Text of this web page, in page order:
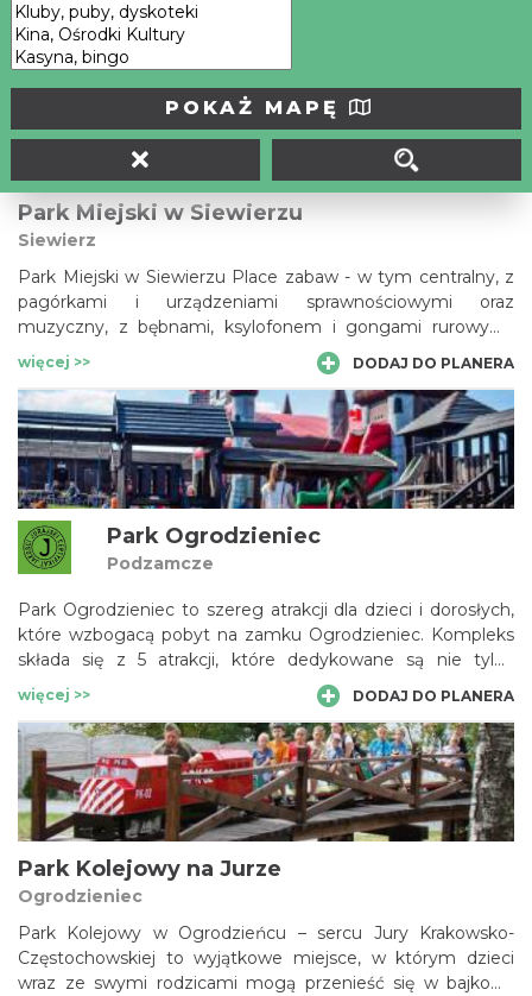
POKAŻ MAPĘ
więcej >>
Park Miejski w Siewierzu
Siewierz
Park Miejski w Siewierzu Place zabaw - w tym centralny, z
pagórkami i urządzeniami sprawnościowymi oraz
muzyczny, z bębnami, ksylofonem i gongami rurowymi.
Ścieżki spacerowe.
więcej >> DODAJ DO PLANERA
Park Ogrodzieniec
Podzamcze
Park Ogrodzieniec to szereg atrakcji dla dzieci i dorosłych,
które wzbogacą pobyt na zamku Ogrodzieniec. Kompleks
składa się z 5 atrakcji, które dedykowane są nie tylko
rodzinom ale wszystkim sympatykom dobrej zabawy! Park
Miniatur, Park Rozrywki, Park Doświadczeń
Fizycznych,Dom Legend i Strachów oraz Tor Saneczkowy
czekają.
więcej >> DODAJ DO PLANERA
Park Kolejowy na Jurze
Ogrodzieniec
Park Kolejowy w Ogrodzieńcu – sercu Jury Krakowsko-
Częstochowskiej to wyjątkowe miejsce, w którym dzieci
wraz ze swymi rodzicami mogą przenieść się w bajkową